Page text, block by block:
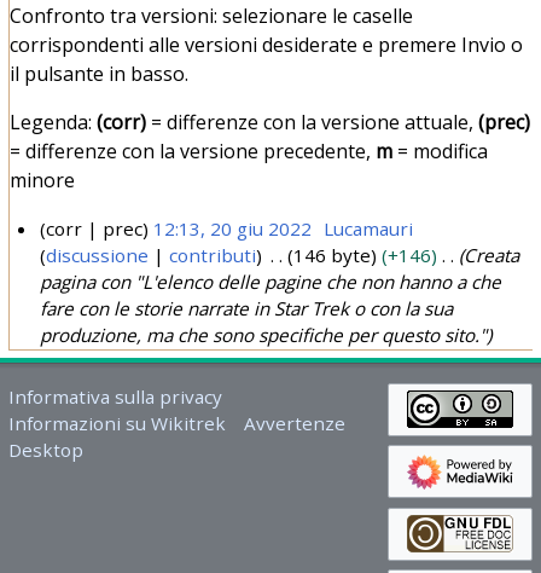
Confronto tra versioni: selezionare le caselle
corrispondenti alle versioni desiderate e premere Invio o
il pulsante in basso.
Legenda: (corr)= differenze con la versione attuale, (prec)
= differenze con la versione precedente, m= modifica
minore
i
u
2
0
corr prec 12:13, 20 giu 2022 Lucamauri
discussione
contributi 146 byte +146
Creata
pagina con "L'elenco delle pagine che non hanno a che
fare con le storie narrate in Star Trek o con la sua
produzione, ma che sono specifiche per questo sito."
Informativa sulla privacy
Informazioni su Wikitrek
Avvertenze
Desktop